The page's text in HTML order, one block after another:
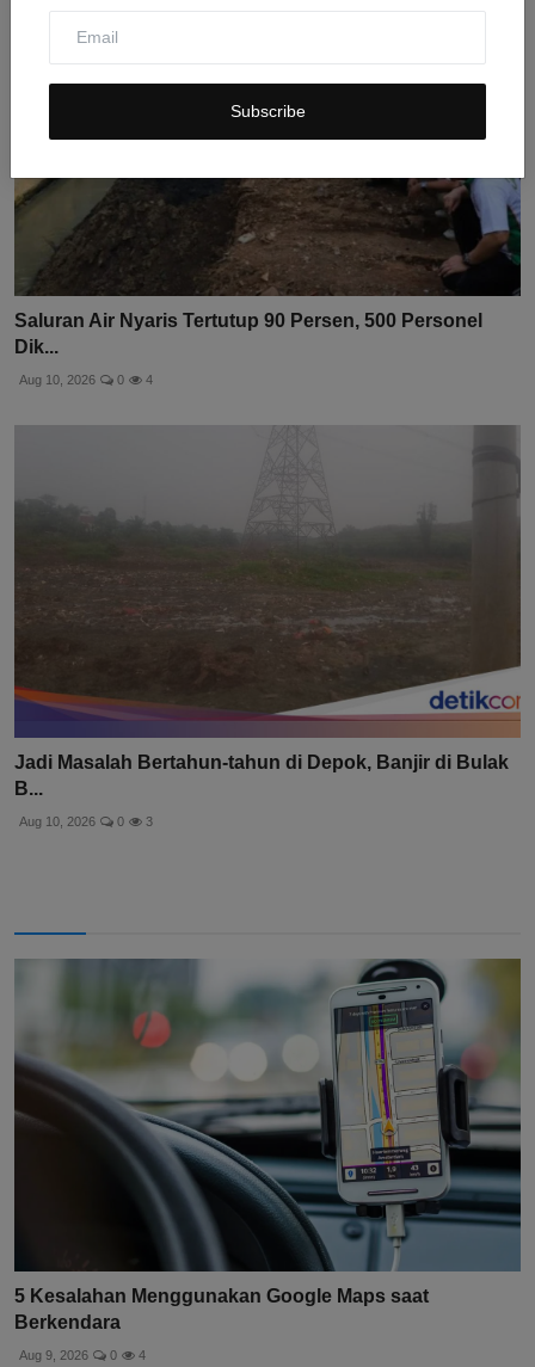
Subscribe
Saluran Air Nyaris Tertutup 90 Persen, 500 Personel
Dik...
Aug 10, 2026 0 4
Jadi Masalah Bertahun-tahun di Depok, Banjir di Bulak
B...
Aug 10, 2026 0 3
5 Kesalahan Menggunakan Google Maps saat
Berkendara
Aug 9, 2026 0 4